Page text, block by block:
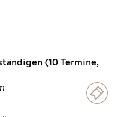
(10 Termine,